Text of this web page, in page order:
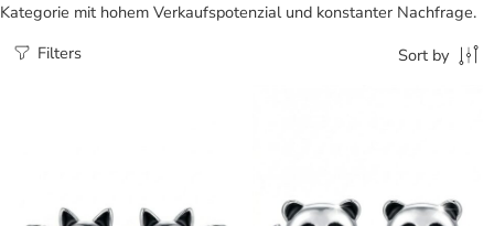
Kategorie mit hohem Verkaufspotenzial und konstanter Nachfrage.
Filters
Sort by